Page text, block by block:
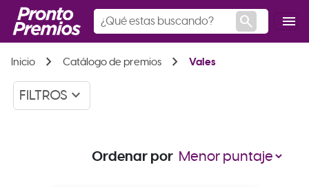
search menu
Inicio chevron_right Catálogo de premios chevron_right Vales
FILTROS keyboard_arrow_down
Ordenar por